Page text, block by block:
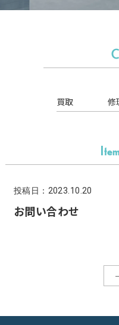
買取 修
投稿日：2023.10.20
お問い合わせ